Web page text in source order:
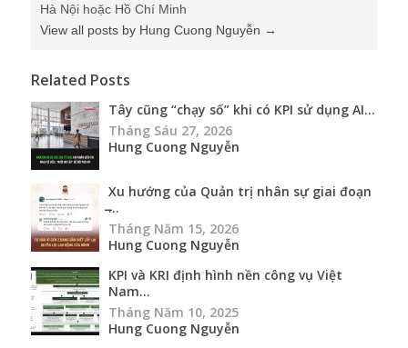
Hà Nội hoặc Hồ Chí Minh
View all posts by Hung Cuong Nguyễn →
Related Posts
Tây cũng “chạy số” khi có KPI sử dụng AI...
Tháng Sáu 27, 2026
Hung Cuong Nguyễn
Xu hướng của Quản trị nhân sự giai đoạn
̶...
Tháng Năm 15, 2026
Hung Cuong Nguyễn
KPI và KRI định hình nền công vụ Việt
Nam...
Tháng Năm 10, 2025
Hung Cuong Nguyễn